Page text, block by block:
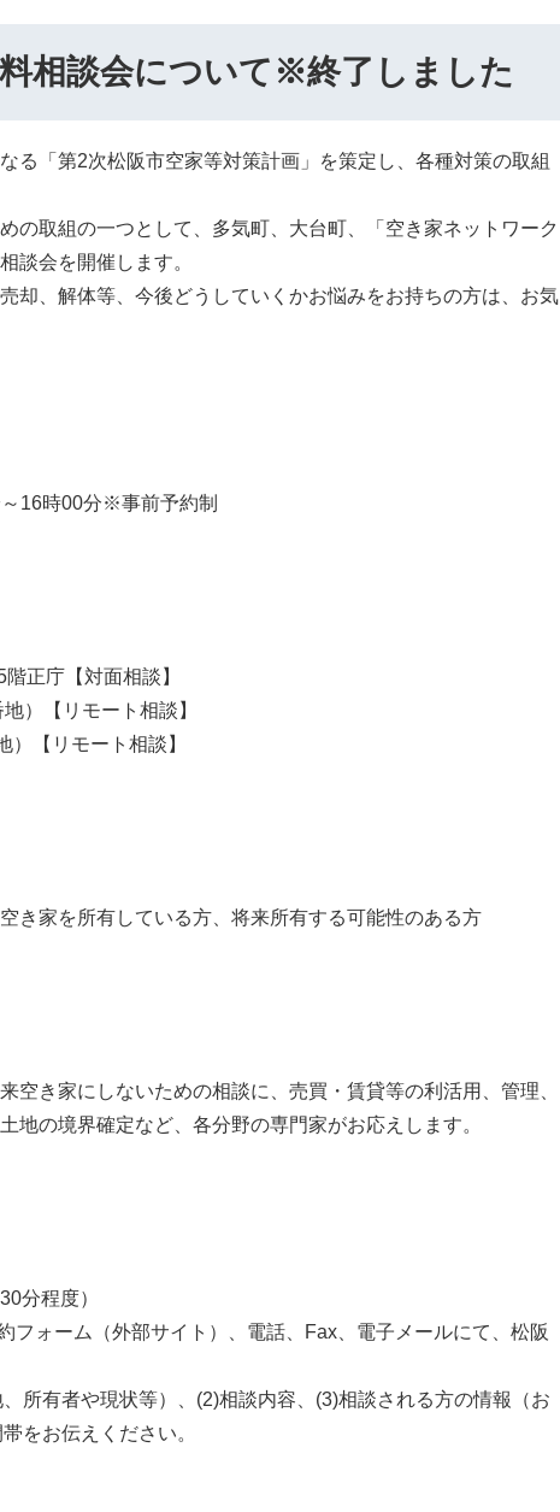
相談会について※終了しました
る「第2次松阪市空家等対策計画」を策定し、各種対策の取組
の取組の一つとして、多気町、大台町、「空き家ネットワーク
談会を開催します。
却、解体等、今後どうしていくかお悩みをお持ちの方は、お気
16時00分※事前予約制
正庁【対面相談】
）【リモート相談】
【リモート相談】
き家を所有している方、将来所有する可能性のある方
空き家にしないための相談に、売買・賃貸等の利活用、管理、
地の境界確定など、各分野の専門家がお応えします。
分程度）
フォーム（外部サイト）、電話、Fax、電子メールにて、松阪
所有者や現状等）、(2)相談内容、(3)相談される方の情報（お
をお伝えください。